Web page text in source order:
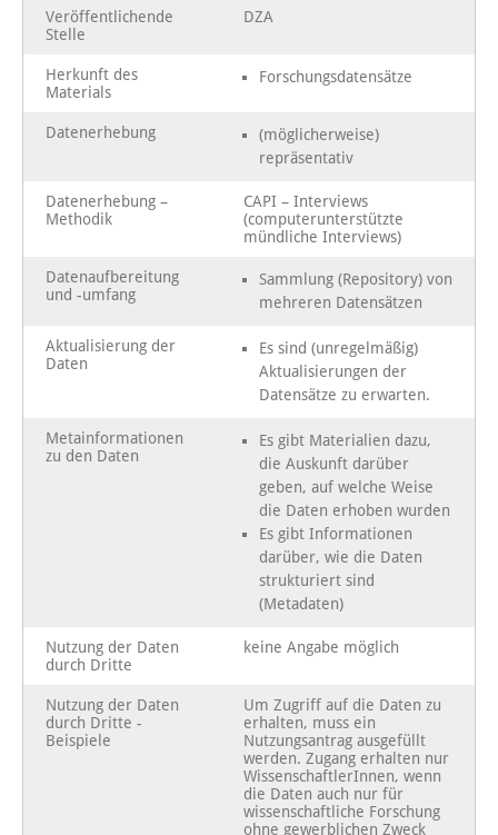
Veröffentlichende
Stelle
DZA
Herkunft des
Materials
Forschungsdatensätze
Datenerhebung
(möglicherweise)
repräsentativ
Datenerhebung –
Methodik
CAPI – Interviews
(computerunterstützte
mündliche Interviews)
Datenaufbereitung
und -umfang
Sammlung (Repository) von
mehreren Datensätzen
Aktualisierung der
Daten
Es sind (unregelmäßig)
Aktualisierungen der
Datensätze zu erwarten.
Metainformationen
zu den Daten
Es gibt Materialien dazu,
die Auskunft darüber
geben, auf welche Weise
die Daten erhoben wurden
Es gibt Informationen
darüber, wie die Daten
strukturiert sind
(Metadaten)
Nutzung der Daten
durch Dritte
keine Angabe möglich
Nutzung der Daten
durch Dritte -
Beispiele
Um Zugriff auf die Daten zu
erhalten, muss ein
Nutzungsantrag ausgefüllt
werden. Zugang erhalten nur
WissenschaftlerInnen, wenn
die Daten auch nur für
wissenschaftliche Forschung
ohne gewerblichen Zweck